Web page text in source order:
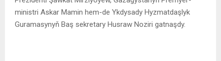
ministri Askar Mamin hem-de Ykdysady Hyzmatdaşlyk
Guramasynyň Baş sekretary Husraw Noziri gatnaşdy.